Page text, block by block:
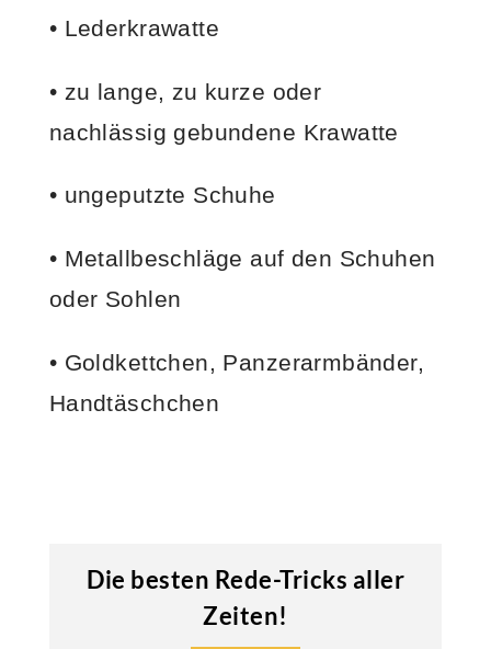
• Lederkrawatte
• zu lange, zu kurze oder
nachlässig gebundene Krawatte
• ungeputzte Schuhe
• Metallbeschläge auf den Schuhen
oder Sohlen
• Goldkettchen, Panzerarmbänder,
Handtäschchen